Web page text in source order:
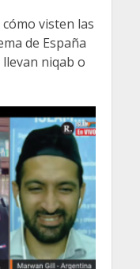
visten las
de España
niqab o